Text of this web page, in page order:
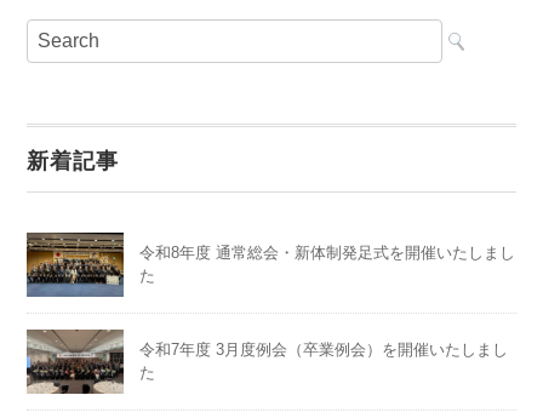
新着記事
令和8年度 通常総会・新体制発足式を開催いたしまし
た
令和7年度 3月度例会（卒業例会）を開催いたしまし
た